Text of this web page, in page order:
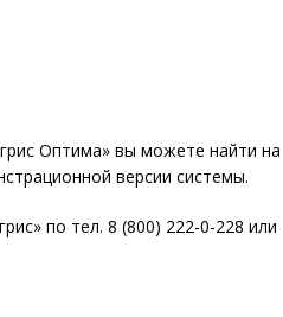
Оптима» вы можете найти на
версии системы.
по тел. 8 (800) 222-0-228 или